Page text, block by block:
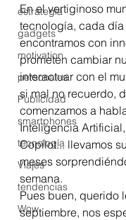
estrategia
gadgets
motivation
personales
Publicidad
smartphones
tecnología
Viajes
tendencias
Wow
En el vertiginoso
tecnología, cada día
encontramos con
prometen cambiar
interactuar con el
si mal no recuerdo,
comenzamos a
Inteligencia
Copilot... llevamos
meses
semana.
Pues buen, querido
septiembre, nos